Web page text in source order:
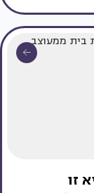
זו